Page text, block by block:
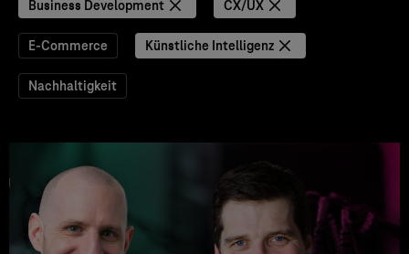
Business Development CX/UX
E-Commerce Künstliche Intelligenz
Nachhaltigkeit